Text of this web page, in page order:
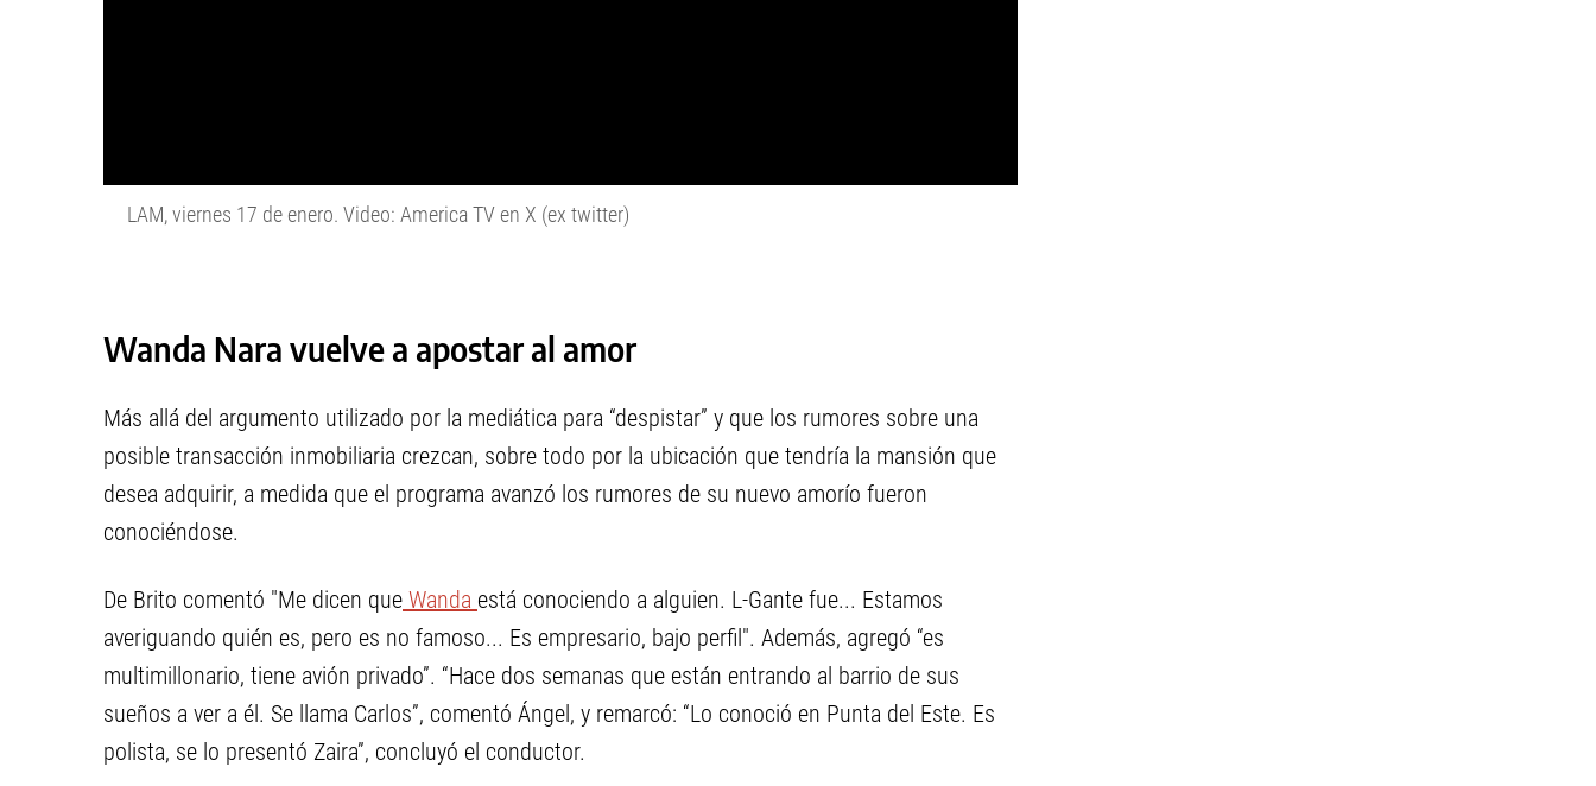
LAM, viernes 17 de enero. Video: America TV en X (ex twitter)
Wanda Nara vuelve a apostar al amor
Más allá del argumento utilizado por la mediática para “despistar” y que los rumores sobre una
posible transacción inmobiliaria crezcan, sobre todo por la ubicación que tendría la mansión que
desea adquirir, a medida que el programa avanzó los rumores de su nuevo amorío fueron
conociéndose.
De Brito comentó "Me dicen que Wanda está conociendo a alguien. L-Gante fue... Estamos
averiguando quién es, pero es no famoso... Es empresario, bajo perfil". Además, agregó “es
multimillonario, tiene avión privado”. “Hace dos semanas que están entrando al barrio de sus
sueños a ver a él. Se llama Carlos”, comentó Ángel, y remarcó: “Lo conoció en Punta del Este. Es
polista, se lo presentó Zaira”, concluyó el conductor.